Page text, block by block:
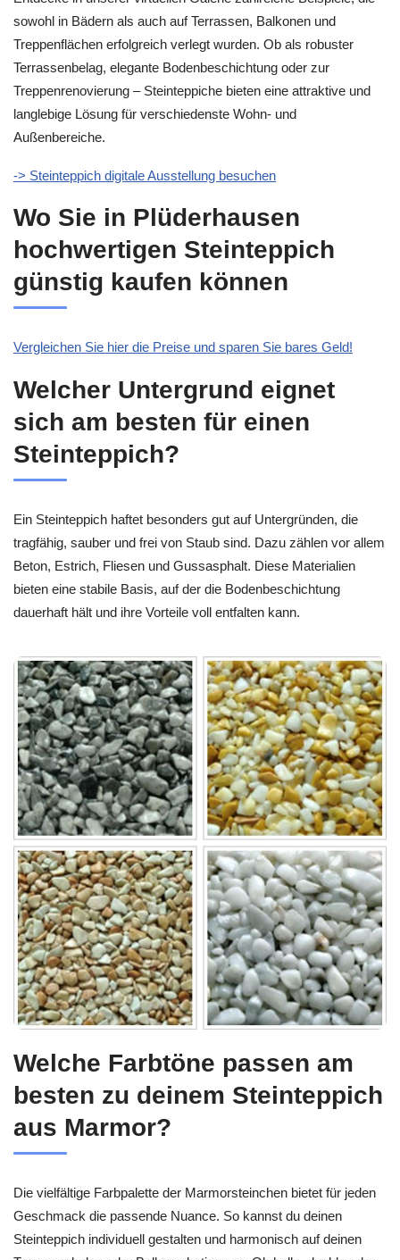
sowohl in Bädern als auch auf Terrassen, Balkonen und
Treppenflächen erfolgreich verlegt wurden. Ob als robuster
Terrassenbelag, elegante Bodenbeschichtung oder zur
Treppenrenovierung – Steinteppiche bieten eine attraktive und
langlebige Lösung für verschiedenste Wohn- und
Außenbereiche.
-> Steinteppich digitale Ausstellung besuchen
Wo Sie in Plüderhausen
hochwertigen Steinteppich
günstig kaufen können
Vergleichen Sie hier die Preise und sparen Sie bares Geld!
Welcher Untergrund eignet
sich am besten für einen
Steinteppich?
Ein Steinteppich haftet besonders gut auf Untergründen, die
tragfähig, sauber und frei von Staub sind. Dazu zählen vor allem
Beton, Estrich, Fliesen und Gussasphalt. Diese Materialien
bieten eine stabile Basis, auf der die Bodenbeschichtung
dauerhaft hält und ihre Vorteile voll entfalten kann.
Welche Farbtöne passen am
besten zu deinem Steinteppich
aus Marmor?
Die vielfältige Farbpalette der Marmorsteinchen bietet für jeden
Geschmack die passende Nuance. So kannst du deinen
Steinteppich individuell gestalten und harmonisch auf deinen